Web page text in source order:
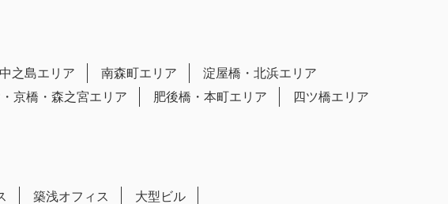
中之島エリア 南森町エリア
淀屋橋・北浜エリア
京橋・森之宮エリア 肥後橋・本町エリア 四ツ橋エリア
築浅オフィス
大型ビル